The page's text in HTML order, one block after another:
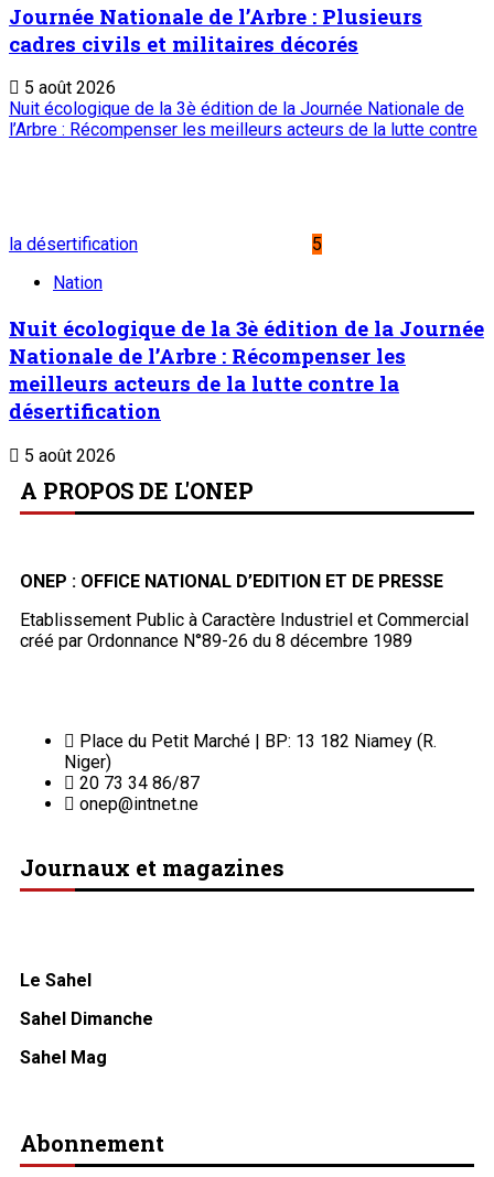
Journée Nationale de l’Arbre : Plusieurs
cadres civils et militaires décorés
5 août 2026
Nuit écologique de la 3è édition de la Journée Nationale de
l’Arbre : Récompenser les meilleurs acteurs de la lutte contre
la désertification
5
Nation
Nuit écologique de la 3è édition de la Journée
Nationale de l’Arbre : Récompenser les
meilleurs acteurs de la lutte contre la
désertification
5 août 2026
A PROPOS DE L'ONEP
ONEP : OFFICE NATIONAL D’EDITION ET DE PRESSE
Etablissement Public à Caractère Industriel et Commercial
créé par Ordonnance N°89-26 du 8 décembre 1989
Place du Petit Marché | BP: 13 182 Niamey (R.
Niger)
20 73 34 86/87
onep@intnet.ne
Journaux et magazines
Le Sahel
Sahel Dimanche
Sahel Mag
Abonnement